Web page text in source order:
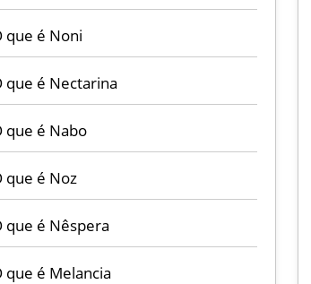
que é Noni
que é Nectarina
que é Nabo
que é Noz
que é Nêspera
que é Melancia